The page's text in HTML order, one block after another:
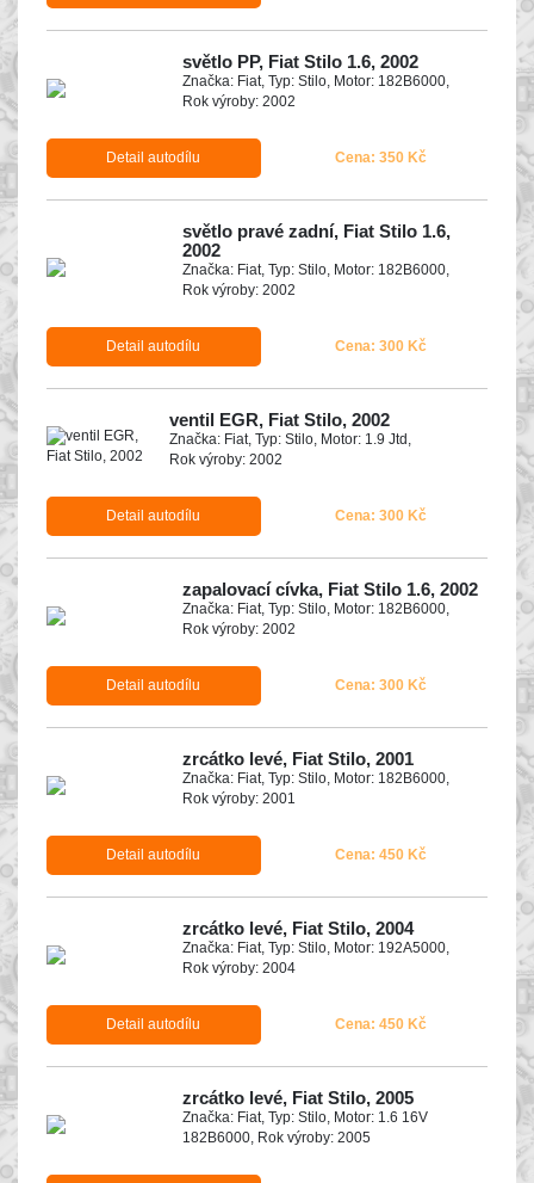
světlo PP, Fiat Stilo 1.6, 2002
Značka: Fiat, Typ: Stilo, Motor: 182B6000,
Rok výroby: 2002
Detail autodílu Cena: 350 Kč
světlo pravé zadní, Fiat Stilo 1.6,
2002
Značka: Fiat, Typ: Stilo, Motor: 182B6000,
Rok výroby: 2002
Detail autodílu Cena: 300 Kč
ventil EGR, Fiat Stilo, 2002
Značka: Fiat, Typ: Stilo, Motor: 1.9 Jtd,
Rok výroby: 2002
Detail autodílu Cena: 300 Kč
zapalovací cívka, Fiat Stilo 1.6, 2002
Značka: Fiat, Typ: Stilo, Motor: 182B6000,
Rok výroby: 2002
Detail autodílu Cena: 300 Kč
zrcátko levé, Fiat Stilo, 2001
Značka: Fiat, Typ: Stilo, Motor: 182B6000,
Rok výroby: 2001
Detail autodílu Cena: 450 Kč
zrcátko levé, Fiat Stilo, 2004
Značka: Fiat, Typ: Stilo, Motor: 192A5000,
Rok výroby: 2004
Detail autodílu Cena: 450 Kč
zrcátko levé, Fiat Stilo, 2005
Značka: Fiat, Typ: Stilo, Motor: 1.6 16V
182B6000, Rok výroby: 2005